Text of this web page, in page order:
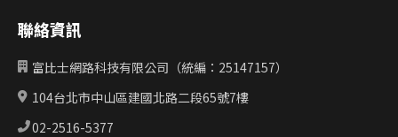
聯絡資訊
富比士網路科技有限公司（統編：25147157）
104台北市中山區建國北路二段65號7樓
02-2516-5377